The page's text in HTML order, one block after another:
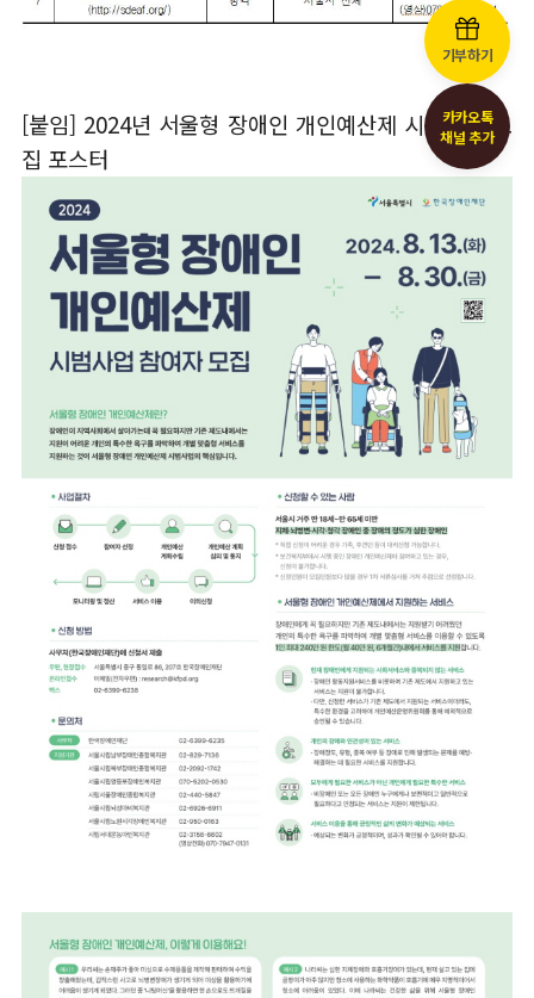
[붙임] 2024년 서울형 장애인 개인예산제 시범사업 모
집 포스터
기부하기
카카오톡
채널 추가